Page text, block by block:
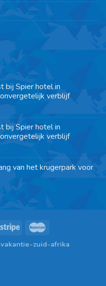
bij Spier hotel in
verblijf
bij Spier hotel in
verblijf
van het krugerpark voor
vakantie-zuid-afrika